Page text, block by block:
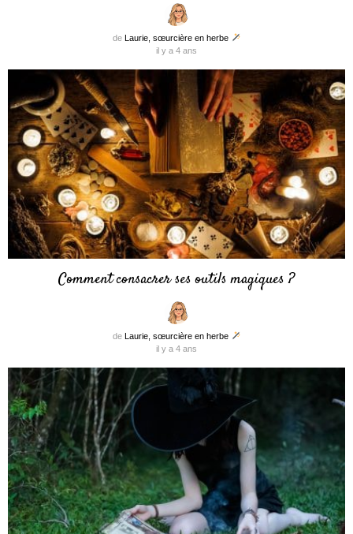
de Laurie, sœurcière en herbe
il y a 4 ans
Comment consacrer ses outils magiques ?
de Laurie, sœurcière en herbe
il y a 4 ans